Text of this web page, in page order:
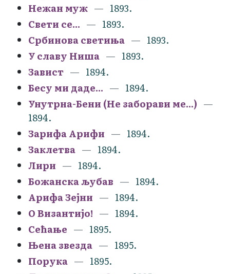
Нежан муж
1893.
Свети се...
1893.
Србинова светиња
1893.
У славу Ниша
1893.
Завист
1894.
Бесу ми даде...
1894.
Унутрна-Бени (Не заборави ме...)
1894.
Зарифа Арифи
1894.
Заклетва
1894.
Лири
1894.
Божанска љубав
1894.
Арифа Зејни
1894.
О Византијо!
1894.
Сећање
1895.
Њена звезда
1895.
Порука
1895.